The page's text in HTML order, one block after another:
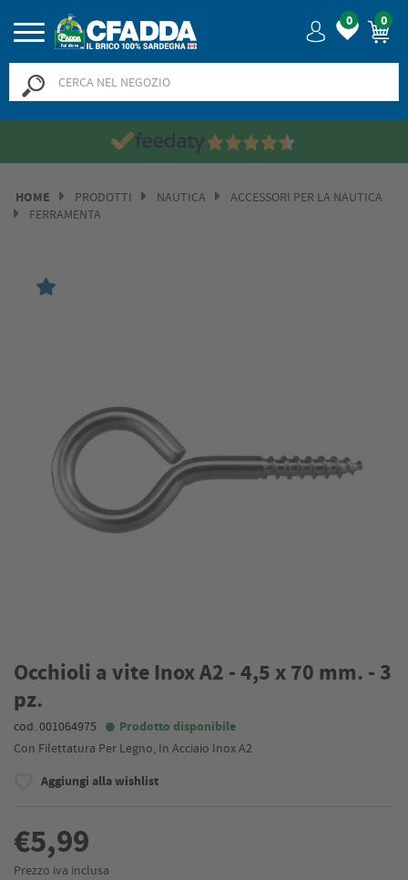
0 0
HOME PRODOTTI NAUTICA
ACCESSORI PER LA NAUTICA
FERRAMENTA
Occhioli a vite Inox A2 - 4,5 x 70 mm. - 3
pz.
cod. 001064975 Prodotto disponibile
Con Filettatura Per Legno, In Acciaio Inox A2
Aggiungi alla wishlist
€5,99
Prezzo iva inclusa